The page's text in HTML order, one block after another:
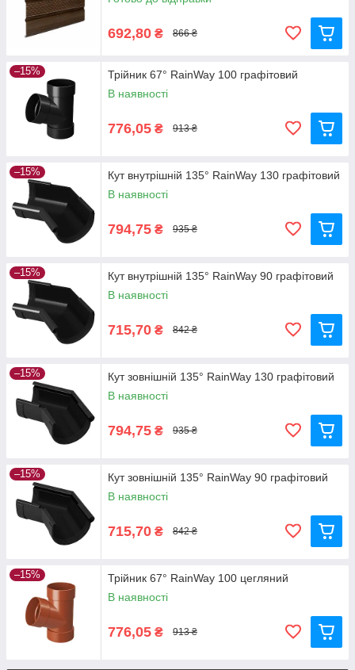
елементи можуть вимагати регулярного обслуговування
та ремонту.
692,80 ₴ 866 ₴
–15%
Трійник 67° RainWay 100 графітовий
В наявності
776,05 ₴ 913 ₴
–15%
Кут внутрішній 135° RainWay 130 графітовий
В наявності
794,75 ₴ 935 ₴
–15%
Кут внутрішній 135° RainWay 90 графітовий
В наявності
715,70 ₴ 842 ₴
–15%
Кут зовнішній 135° RainWay 130 графітовий
В наявності
794,75 ₴ 935 ₴
–15%
Кут зовнішній 135° RainWay 90 графітовий
В наявності
715,70 ₴ 842 ₴
–15%
Трійник 67° RainWay 100 цегляний
В наявності
776,05 ₴ 913 ₴